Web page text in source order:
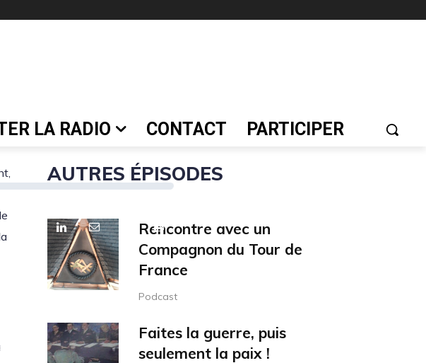
LA RADIO CONTACT PARTICIPER
haut/bas
pour
AUTRES ÉPISODES
Rencontre avec un
Compagnon du Tour de
France
Podcast
Faites la guerre, puis
seulement la paix !